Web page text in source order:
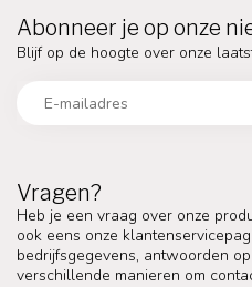
Vragen?
Heb je een vraag over onze
ook eens onze
bedrijfsgegevens, antwoorden
verschillende manieren om
Abonneer je op onze
Blijf op de hoogte over onze